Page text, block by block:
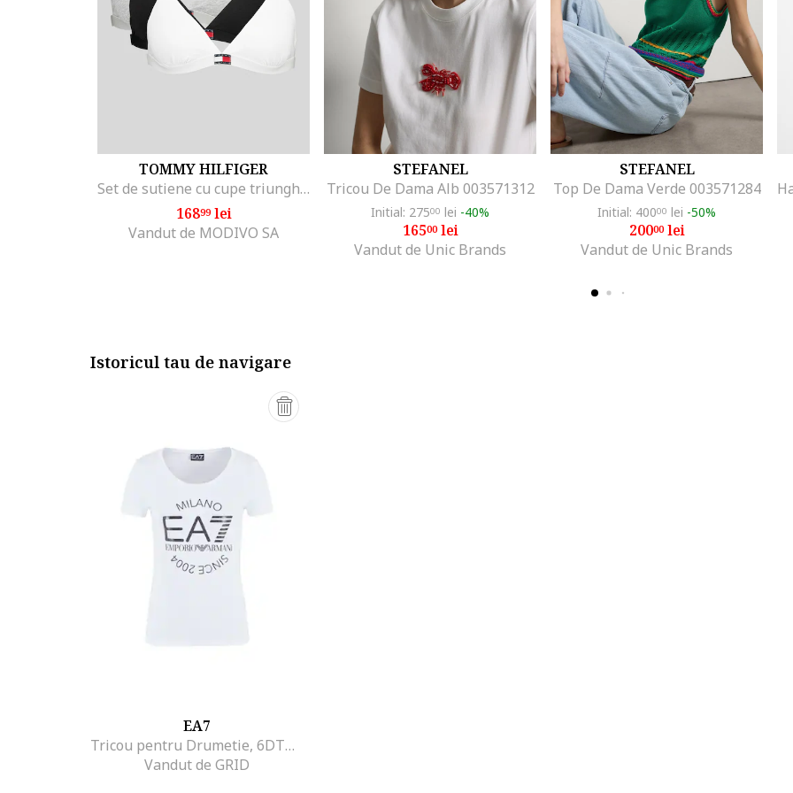
TOMMY HILFIGER
Set de sutiene cu cupe triunghiulare si detaliu logo - 3 perechi, Alb/Negru/Gri melange
16899lei
Vandut de MODIVO SA
STEFANEL
Tricou De Dama Alb 003571312
Initial: 27500 lei -40%
16500lei
Vandut de Unic Brands
STEFANEL
Top De Dama Verde 003571284
Initial: 40000 lei -50%
20000lei
Vandut de Unic Brands
Istoricul tau de navigare
EA7
Tricou pentru Drumetie, 6DTT20-TJQCZ-1100, XS INTL, Alb
Vandut de GRID